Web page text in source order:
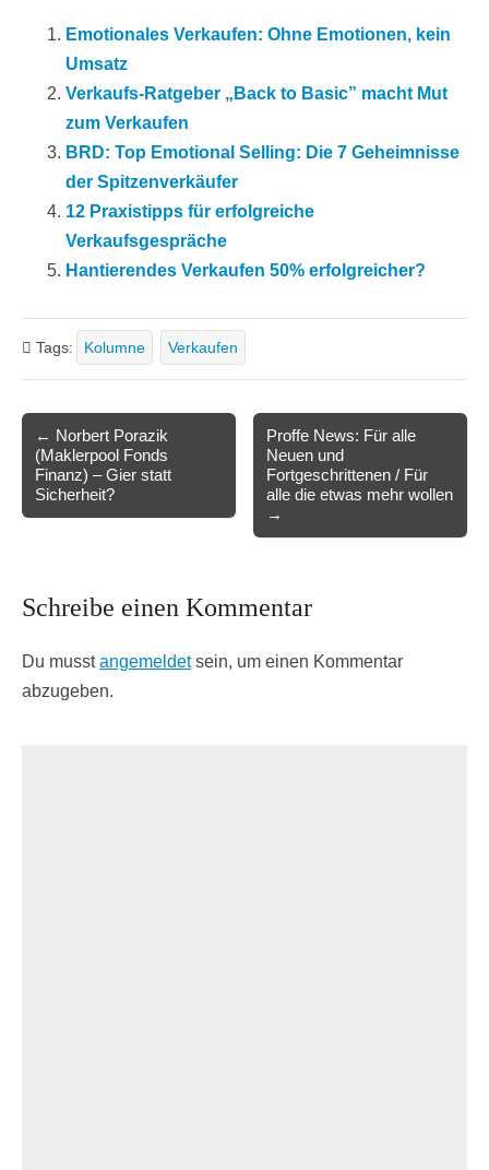
Emotionales Verkaufen: Ohne Emotionen, kein
Umsatz
Verkaufs-Ratgeber „Back to Basic” macht Mut
zum Verkaufen
BRD: Top Emotional Selling: Die 7 Geheimnisse
der Spitzenverkäufer
12 Praxistipps für erfolgreiche
Verkaufsgespräche
Hantierendes Verkaufen 50% erfolgreicher?
Tags: Kolumne Verkaufen
navigation
← Norbert Porazik
(Maklerpool Fonds
Finanz) – Gier statt
Sicherheit?
Proffe News: Für alle
Neuen und
Fortgeschrittenen / Für
alle die etwas mehr wollen
→
Schreibe einen Kommentar
Du musstangemeldetsein, um einen Kommentar
abzugeben.